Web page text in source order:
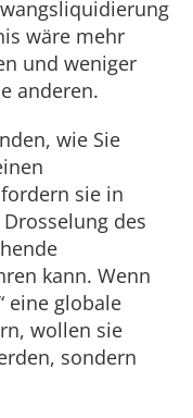
wäre mehr
und weniger
anderen.
wie Sie
sie in
des
kann. Wenn
eine globale
wollen sie
sondern